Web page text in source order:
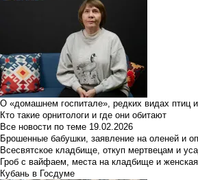
О «домашнем госпитале», редких видах птиц
Кто такие орнитологи и где они обитают
Все новости по теме 19.02.2026
Брошенные бабушки, заявление на оленей и
Всесвятское кладбище, откуп мертвецам и
Гроб с вайфаем, места на кладбище и
Кубань в Госдуме